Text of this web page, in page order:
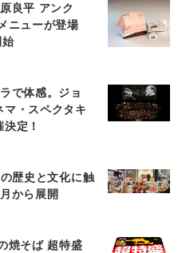
良平 アンク
ニューが登場
で体感。ジョ
マ・スペクタキ
定！
歴史と文化に触
から展開
焼そば 超特盛